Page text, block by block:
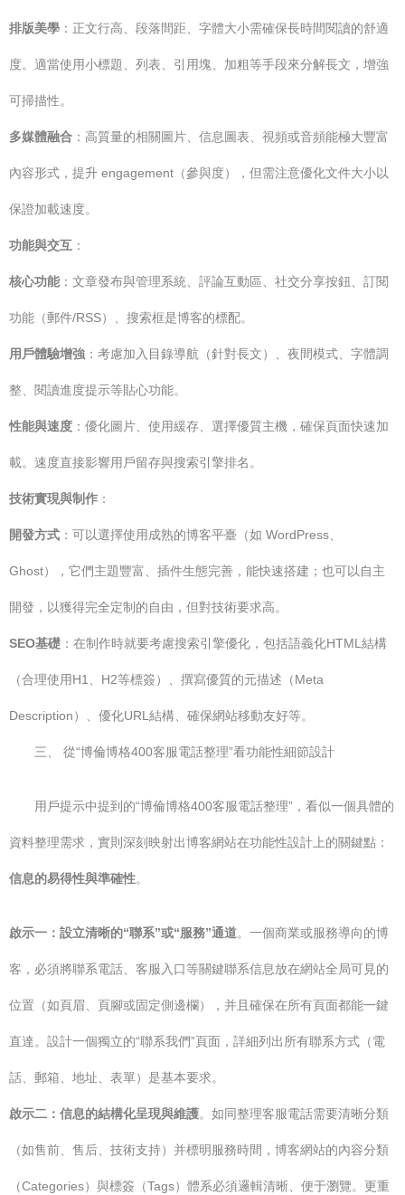
排版美學 ：正文行高、段落間距、字體大小需確保長時間閱讀的舒適
度。適當使用小標題、列表、引用塊、加粗等手段來分解長文，增強
可掃描性。
多媒體融合 ：高質量的相關圖片、信息圖表、視頻或音頻能極大豐富
內容形式，提升 engagement（參與度），但需注意優化文件大小以
保證加載速度。
功能與交互 ：
核心功能 ：文章發布與管理系統、評論互動區、社交分享按鈕、訂閱
功能（郵件/RSS）、搜索框是博客的標配。
用戶體驗增強 ：考慮加入目錄導航（針對長文）、夜間模式、字體調
整、閱讀進度提示等貼心功能。
性能與速度 ：優化圖片、使用緩存、選擇優質主機，確保頁面快速加
載。速度直接影響用戶留存與搜索引擎排名。
技術實現與制作 ：
開發方式 ：可以選擇使用成熟的博客平臺（如 WordPress、
Ghost），它們主題豐富、插件生態完善，能快速搭建；也可以自主
開發，以獲得完全定制的自由，但對技術要求高。
SEO基礎 ：在制作時就要考慮搜索引擎優化，包括語義化HTML結構
（合理使用H1、H2等標簽）、撰寫優質的元描述（Meta
Description）、優化URL結構、確保網站移動友好等。
三、 從“博倫博格400客服電話整理”看功能性細節設計
用戶提示中提到的“博倫博格400客服電話整理”，看似一個具體的
資料整理需求，實則深刻映射出博客網站在功能性設計上的關鍵點：
信息的易得性與準確性。
啟示一：設立清晰的“聯系”或“服務”通道。一個商業或服務導向的博
客，必須將聯系電話、客服入口等關鍵聯系信息放在網站全局可見的
位置（如頁眉、頁腳或固定側邊欄），并且確保在所有頁面都能一鍵
直達。設計一個獨立的“聯系我們”頁面，詳細列出所有聯系方式（電
話、郵箱、地址、表單）是基本要求。
啟示二：信息的結構化呈現與維護。如同整理客服電話需要清晰分類
（如售前、售后、技術支持）并標明服務時間，博客網站的內容分類
（Categories）與標簽（Tags）體系必須邏輯清晰、便于瀏覽。更重